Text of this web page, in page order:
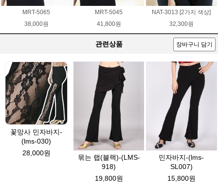
MRT-5065
38,000원
MRT-5045
41,800원
NAT-3013 [2가지 색상]
32,300원
관련상품 장바구니 담기
꽃망사 민자바지-
(lms-030)
28,000원
묶는 랩(블랙)-(LMS-
918)
19,800원
민자바지-(lms-
SL007)
15,800원